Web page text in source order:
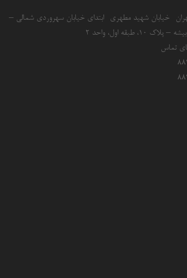
خیابان شهید مطهری- ابتدای خیابان سهروردی شمالی –
10، طبقه اول، واحد 2
تماس